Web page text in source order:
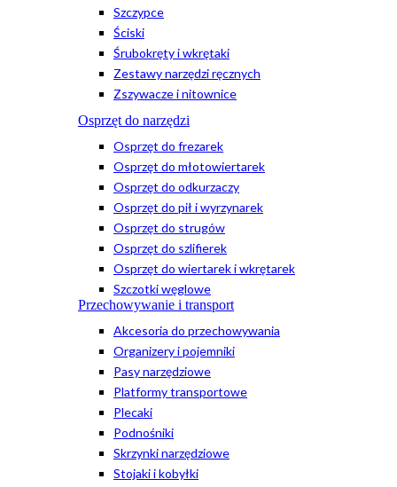
Szczypce
Ściski
Śrubokręty i wkrętaki
Zestawy narzędzi ręcznych
Zszywacze i nitownice
Osprzęt do narzędzi
Osprzęt do frezarek
Osprzęt do młotowiertarek
Osprzęt do odkurzaczy
Osprzęt do pił i wyrzynarek
Osprzęt do strugów
Osprzęt do szlifierek
Osprzęt do wiertarek i wkrętarek
Szczotki węglowe
Przechowywanie i transport
Akcesoria do przechowywania
Organizery i pojemniki
Pasy narzędziowe
Platformy transportowe
Plecaki
Podnośniki
Skrzynki narzędziowe
Stojaki i kobyłki